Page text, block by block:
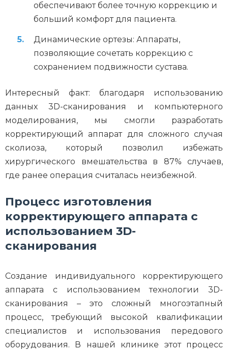
обеспечивают более точную коррекцию и
больший комфорт для пациента.
Динамические ортезы: Аппараты,
позволяющие сочетать коррекцию с
сохранением подвижности сустава.
Интересный факт: благодаря использованию
данных 3D-сканирования и компьютерного
моделирования, мы смогли разработать
корректирующий аппарат для сложного случая
сколиоза, который позволил избежать
хирургического вмешательства в 87% случаев,
где ранее операция считалась неизбежной.
Процесс изготовления
корректирующего аппарата с
использованием 3D-
сканирования
Создание индивидуального корректирующего
аппарата с использованием технологии 3D-
сканирования – это сложный многоэтапный
процесс, требующий высокой квалификации
специалистов и использования передового
оборудования. В нашей клинике этот процесс